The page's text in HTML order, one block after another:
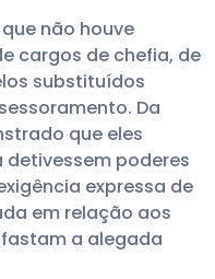
não houve
cargos de chefia, de
substituídos
Da
que eles
poderes
expressa de
em relação aos
a alegada